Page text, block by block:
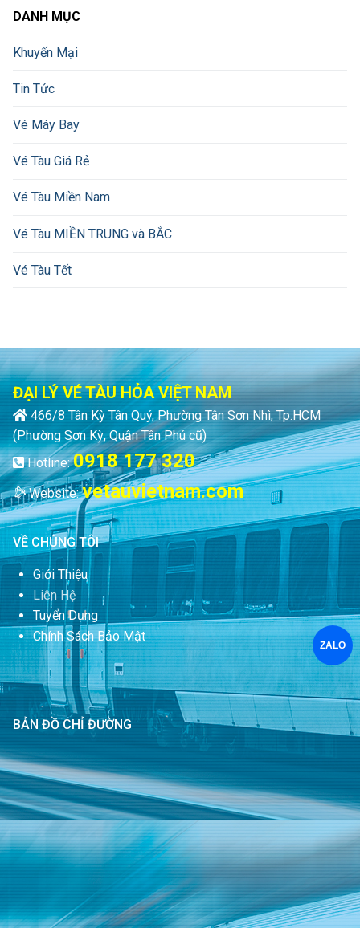
DANH MỤC
Khuyến Mại
Tin Tức
Vé Máy Bay
Vé Tàu Giá Rẻ
Vé Tàu Miền Nam
Vé Tàu MIỀN TRUNG và BẮC
Vé Tàu Tết
ĐẠI LÝ VÉ TÀU HỎA VIỆT NAM
466/8 Tân Kỳ Tân Quý, Phường Tân Sơn Nhì, Tp.HCM
(Phường Sơn Kỳ, Quận Tân Phú cũ)
Hotline:0918 177 320
Website:vetauvietnam.com
VỀ CHÚNG TÔI
Giới Thiệu
Liên Hệ
Tuyển Dụng
Chính Sách Bảo Mật
BẢN ĐỒ CHỈ ĐƯỜNG
ZALO